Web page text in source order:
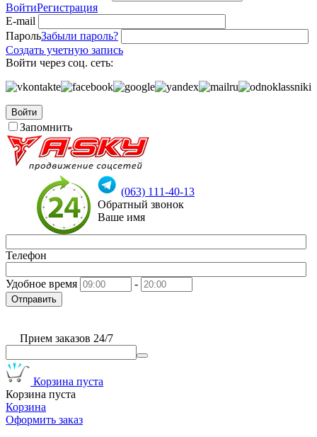
ВойтиРегистрация
E-mail
ПарольЗабыли пароль?
Создать учетную запись
Войти через соц. сеть:
Войти
Запомнить
(063) 111-40-13
Обратный звонок
Ваше имя
Телефон
Удобное время -
Отправить
Прием заказов 24/7
Корзина пуста
Корзина пуста
Корзина
Оформить заказ